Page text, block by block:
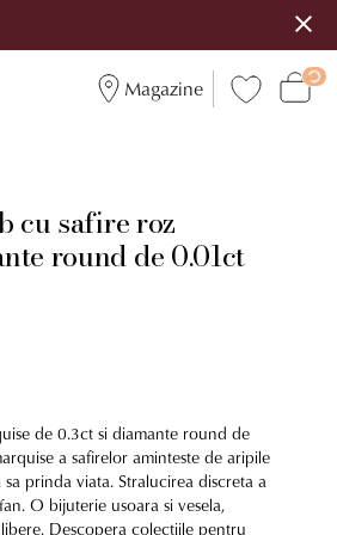
Magazine
cu safire roz
round de 0.01ct
de 0.3ct si diamante round de
a safirelor aminteste de aripile
prinda viata. Stralucirea discreta a
O bijuterie usoara si vesela,
Descopera colectiile pentru